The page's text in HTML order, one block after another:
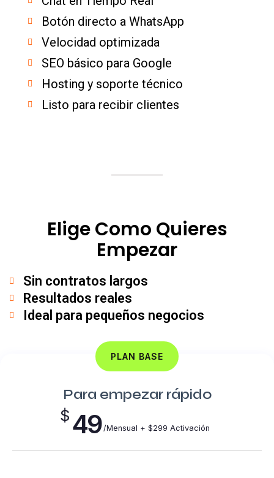
Botón directo a WhatsApp
Velocidad optimizada
SEO básico para Google
Hosting y soporte técnico
Listo para recibir clientes
Elige Como Quieres
Empezar
Sin contratos largos
Resultados reales
Ideal para pequeños negocios
PLAN BASE
Para empezar rápido
$ 49/Mensual + $299 Activación